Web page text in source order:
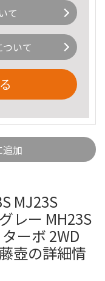
て
いて
加
MJ23S
レー MH23S
ーボ 2WD
壺の詳細情